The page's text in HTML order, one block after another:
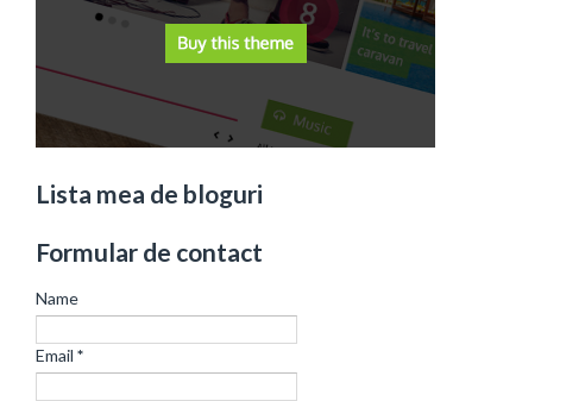
Lista mea de bloguri
Formular de contact
Name
Email *